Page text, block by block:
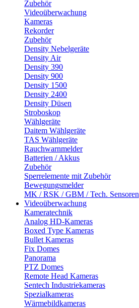
Zubehör
Videoüberwachung
Kameras
Rekorder
Zubehör
Density Nebelgeräte
Density Air
Density 390
Density 900
Density 1500
Density 2400
Density Düsen
Stroboskop
Wählgeräte
Daitem Wählgeräte
TAS Wählgeräte
Rauchwarnmelder
Batterien / Akkus
Zubehör
Sperrelemente mit Zubehör
Bewegungsmelder
MK / RSK / GBM / Tech. Sensoren
Videoüberwachung
Kameratechnik
Analog HD-Kameras
Boxed Type Kameras
Bullet Kameras
Fix Domes
Panorama
PTZ Domes
Remote Head Kameras
Sentech Industriekameras
Spezialkameras
Wärmebildkameras